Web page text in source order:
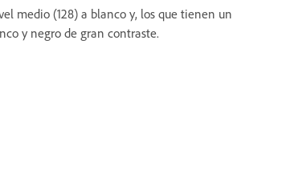
medio (128) a blanco y, los que tienen un
y negro de gran contraste.